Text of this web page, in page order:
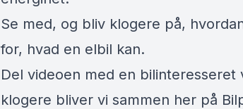
Se med, og bliv klogere på,
for, hvad en elbil kan.
Del videoen med en bilinteresseret
klogere bliver vi sammen her på